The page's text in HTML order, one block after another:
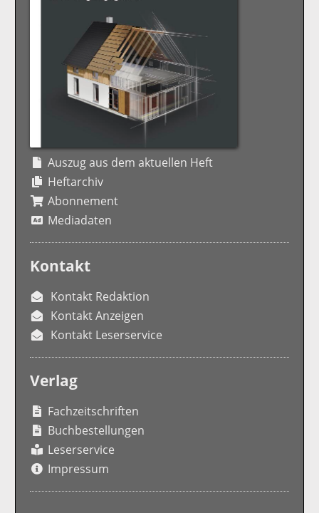
Auszug aus dem aktuellen Heft
Heftarchiv
Abonnement
Mediadaten
Kontakt
Kontakt Redaktion
Kontakt Anzeigen
Kontakt Leserservice
Verlag
Fachzeitschriften
Buchbestellungen
Leserservice
Impressum